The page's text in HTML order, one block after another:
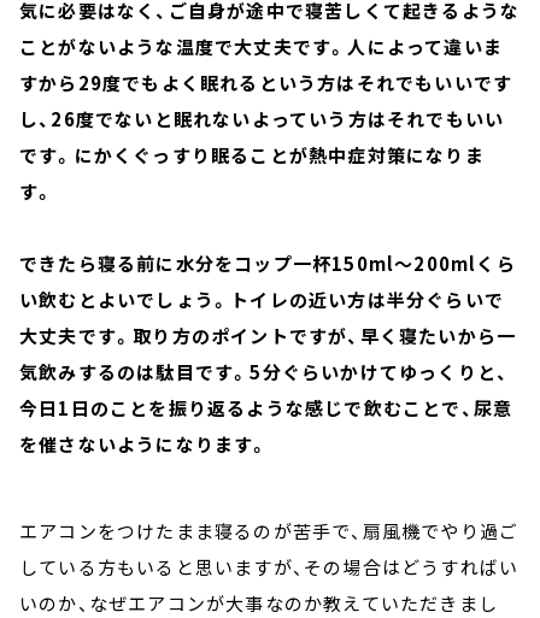
気に必要はなく、ご自身が途中で寝苦しくて起きるような
ことがないような温度で大丈夫です。人によって違いま
すから29度でもよく眠れるという方はそれでもいいです
し、26度でないと眠れないよっていう方はそれでもいい
です。にかくぐっすり眠ることが熱中症対策になりま
す。
できたら寝る前に水分をコップ一杯150ml～200mlくら
い飲むとよいでしょう。トイレの近い方は半分ぐらいで
大丈夫です。取り方のポイントですが、早く寝たいから一
気飲みするのは駄目です。5分ぐらいかけてゆっくりと、
今日1日のことを振り返るような感じで飲むことで、尿意
を催さないようになります。
エアコンをつけたまま寝るのが苦手で、扇風機でやり過ご
している方もいると思いますが、その場合はどうすればい
いのか、なぜエアコンが大事なのか教えていただきまし